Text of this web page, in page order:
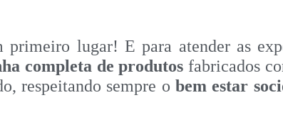
primeiro lugar! E para atender as
completa de produtos fabricados
respeitando sempre o bem estar